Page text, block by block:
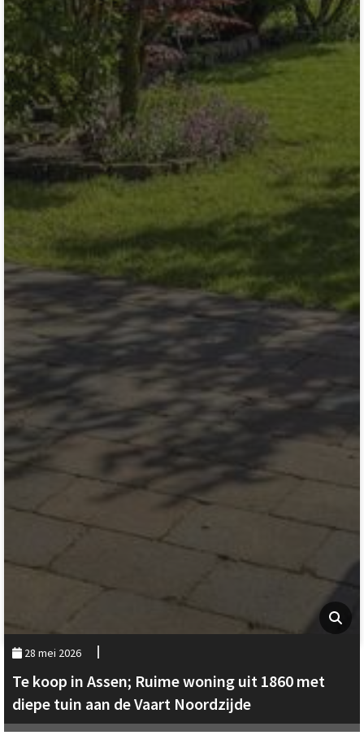
28 mei 2026
Te koop in Assen; Ruime woning uit 1860 met
diepe tuin aan de Vaart Noordzijde